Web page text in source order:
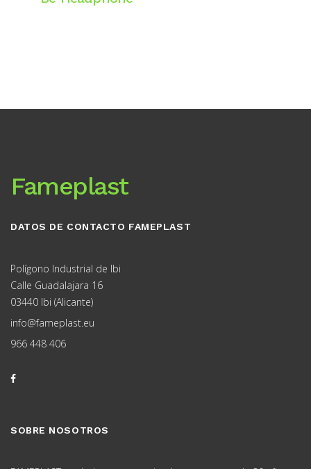
Fameplast
DATOS DE CONTACTO FAMEPLAST
Polígono Industrial de Ibi
Calle Guadalajara 16
03440 Ibi (Alicante)
info@fameplast.eu
966 448 406
SOBRE NOSOTROS